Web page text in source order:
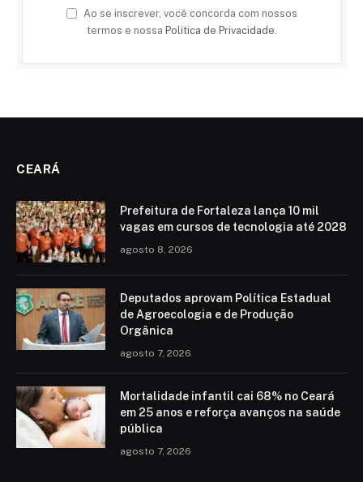
Ao se inscrever, você concorda com nossos
termos e nossa Politica de Privacidade
CEARÁ
Prefeitura de Fortaleza lança 10 mil
vagas em cursos de tecnologia até 2028
agosto 8, 2026
Deputados aprovam Política Estadual
de Agroecologia e de Produção
Orgânica
agosto 7, 2026
Mortalidade infantil cai 68% no Ceará
em 25 anos e reforça avanços na saúde
pública
agosto 7, 2026